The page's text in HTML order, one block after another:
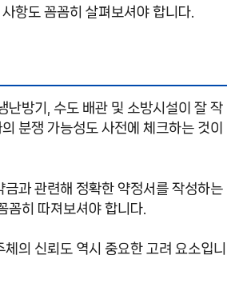
항도 꼼꼼히 살펴보셔야 합니다.
난방기, 수도 배관 및 소방시설이 잘 작
분쟁 가능성도 사전에 체크하는 것이
과 관련해 정확한 약정서를 작성하는
꼼히 따져보셔야 합니다.
의 신뢰도 역시 중요한 고려 요소입니